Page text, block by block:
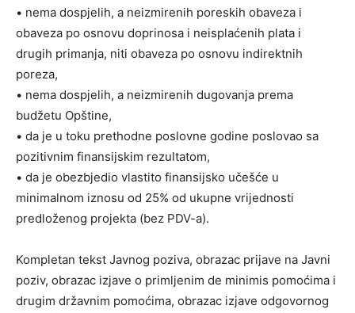
• nema dospjelih, a neizmirenih poreskih obaveza i
obaveza po osnovu doprinosa i neisplaćenih plata i
drugih primanja, niti obaveza po osnovu indirektnih
poreza,
• nema dospjelih, a neizmirenih dugovanja prema
budžetu Opštine,
• da je u toku prethodne poslovne godine poslovao sa
pozitivnim finansijskim rezultatom,
• da je obezbjedio vlastito finansijsko učešće u
minimalnom iznosu od 25% od ukupne vrijednosti
predloženog projekta (bez PDV-a).
Kompletan tekst Javnog poziva, obrazac prijave na Javni
poziv, obrazac izjave o primlјenim de minimis pomoćima i
drugim državnim pomoćima, obrazac izjave odgovornog